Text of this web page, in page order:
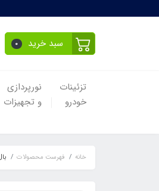
سبد خرید 0
تزئینات
خودرو
نورپردازی
و تجهیزات
خانه فهرست محصولات